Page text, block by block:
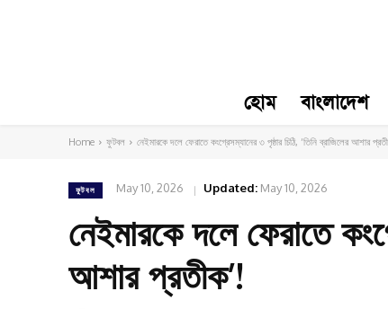
হোম বাংলাদেশ
Home ফুটবল নেইমারকে দলে ফেরাতে কংগ্রেসম্যানের ৩ পৃষ্ঠার চিঠি, ‘তিনি ব্রাজিলের আশার
ফুটবল May 10, 2026 Updated: May 10, 2026
নেইমারকে দলে ফেরাতে
আশার প্রতীক’!